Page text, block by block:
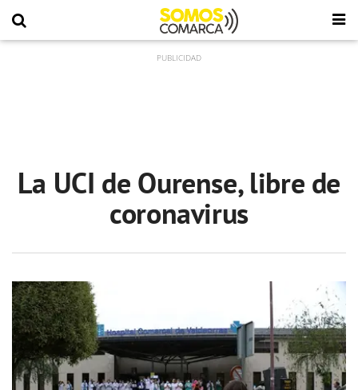
La UCI de Ourense, libre de
coronavirus